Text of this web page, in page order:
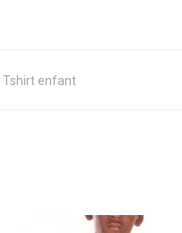
Tshirt enfant